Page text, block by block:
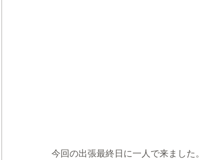
今回の出張最終日に一人で来ました。